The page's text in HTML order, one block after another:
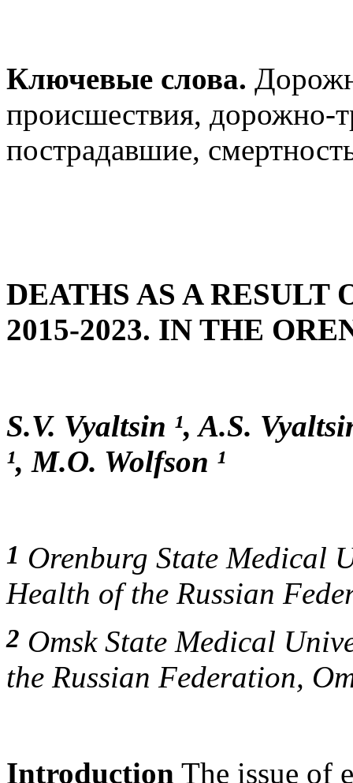
Ключевые слова.
происшествия, дорожно-
пострадавшие,
DEATHS AS A RESULT
2015-2023. IN THE
S.V. Vyaltsin ¹, A.S.
¹, M.O. Wolfson ¹
1 Orenburg State Medical
Health of the Russian
2 Omsk State Medical
the Russian Federation,
Introduction The issue of